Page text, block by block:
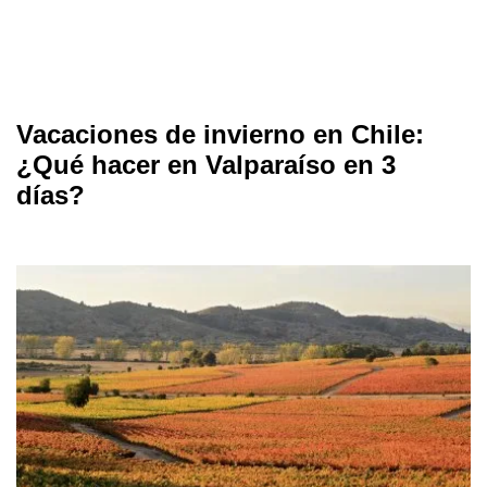
Vacaciones de invierno en Chile:
¿Qué hacer en Valparaíso en 3
días?